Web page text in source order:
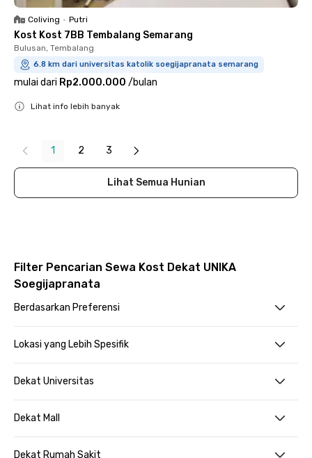
Coliving • Putri
Kost Kost 7BB Tembalang Semarang
Bulusan, Tembalang
6.8 km dari universitas katolik soegijapranata semarang
mulai dari Rp2.000.000 /bulan
Lihat info lebih banyak
1 2 3
Lihat Semua Hunian
Filter Pencarian Sewa Kost Dekat UNIKA
Soegijapranata
Berdasarkan Preferensi
Lokasi yang Lebih Spesifik
Dekat Universitas
Dekat Mall
Dekat Rumah Sakit